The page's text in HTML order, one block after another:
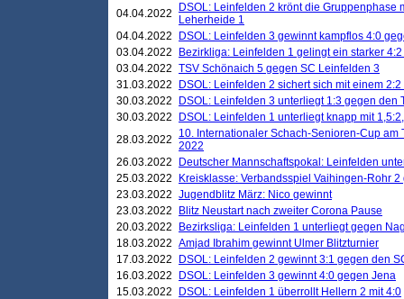
04.04.2022
DSOL: Leinfelden 2 krönt die Gruppenphase
Leherheide 1
04.04.2022
DSOL: Leinfelden 3 gewinnt kampflos 4:0
03.04.2022
Bezirkliga: Leinfelden 1 gelingt ein starker
03.04.2022 TSV Schönaich 5 gegen SC Leinfelden 3
31.03.2022
DSOL: Leinfelden 2 sichert sich mit einem
30.03.2022
DSOL: Leinfelden 3 unterliegt 1:3 gegen den
30.03.2022
DSOL: Leinfelden 1 unterliegt knapp mit
28.03.2022
10. Internationaler Schach-Senioren-Cup am
2022
26.03.2022
Deutscher Mannschaftspokal: Leinfelden
25.03.2022
Kreisklasse: Verbandsspiel Vaihingen-Rohr
23.03.2022 Jugendblitz März: Nico gewinnt
23.03.2022
Blitz Neustart nach zweiter Corona Pause
20.03.2022
Bezirksliga: Leinfelden 1 unterliegt gegen
18.03.2022 Amjad Ibrahim gewinnt Ulmer Blitzturnier
17.03.2022
DSOL: Leinfelden 2 gewinnt 3:1 gegen den
16.03.2022
DSOL: Leinfelden 3 gewinnt 4:0 gegen Jena
15.03.2022
DSOL: Leinfelden 1 überrollt Hellern 2 mit 4:0